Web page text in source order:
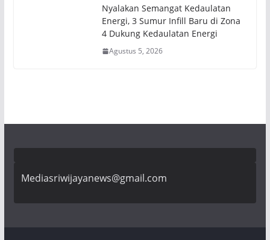
Nyalakan Semangat Kedaulatan
Energi, 3 Sumur Infill Baru di Zona
4 Dukung Kedaulatan Energi
Agustus 5, 2026
Mediasriwijayanews@gmail.com